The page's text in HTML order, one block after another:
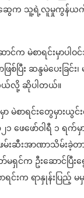
ေက သူ့ရဲ့လူမှုကွန်ယက်
ောင်က မဲစာရင်းမှာပါ
စ်ပြီး ဆန္ဒမဲပေးခြင်း
ယ်လို့ ဆိုပါတယ်။
မှာ မဲစာရင်းတွေမှား
ဖေဖော်ဝါရီ ၁ ရက်
းဆီးအာဏာသိမ်းခဲ့တာဖ
ာ်မရှင်က ဦးဆောင်ပြီ
ရင်းက ရာနှုန်းပြည့် မ